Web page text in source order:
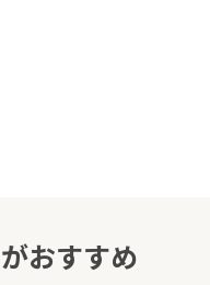
がおすすめ